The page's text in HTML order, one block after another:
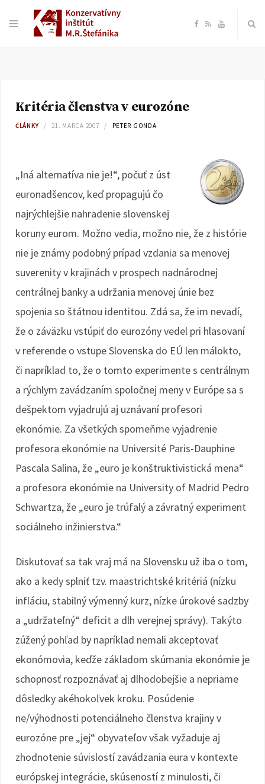
F
o
k
R Y
e
Kritéria členstva v eurozóne
ČLÁNKY 21. MARCA 2007 PETER GONDA
„Iná alternatíva nie je!“, počuť z úst
euronadšencov, keď propagujú čo
najrýchlejšie nahradenie slovenskej
koruny eurom. Možno vedia, možno nie, že z histórie
nie je známy podobný prípad vzdania sa menovej
suverenity v krajinách v prospech nadnárodnej
centrálnej banky a udržania menovej únie bez
spojenia so štátnou identitou. Zdá sa, že im nevadí,
že o záväzku vstúpiť do eurozóny vedel pri hlasovaní
v referende o vstupe Slovenska do EÚ len málokto,
či napríklad to, že o tomto experimente s centrálnym
a rýchlym zavádzaním spoločnej meny v Európe sa s
dešpektom vyjadrujú aj uznávaní profesori
ekonómie. Za všetkých spomeňme vyjadrenie
profesora ekonómie na Université Paris-Dauphine
Pascala Salina, že „euro je konštruktivistická mena“
a profesora ekonómie na University of Madrid Pedro
Schwartza, že „euro je trúfalý a závratný experiment
sociálneho inžinierstva.“
Diskutovať sa tak vraj má na Slovensku už iba o tom,
ako a kedy splniť tzv. maastrichtské kritériá (nízku
infláciu, stabilný výmenný kurz, nízke úrokové sadzby
a „udržateľný“ deficit a dlh verejnej správy). Takýto
zúžený pohľad by napríklad nemali akceptovať
ekonómovia, keďže základom skúmania ekonómie je
schopnosť rozpoznávať aj dlhodobejšie a nepriame
dôsledky akéhokoľvek kroku. Posúdenie
ne/výhodnosti potenciálneho členstva krajiny v
eurozóne pre „jej“ obyvateľov však vyžaduje aj
zhodnotenie súvislostí zavádzania eura v kontexte
európskej integrácie, skúseností z minulosti, či